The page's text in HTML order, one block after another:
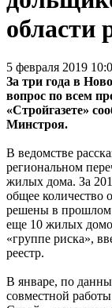
области
5 февраля 2019
За три года в
вопрос по всем
«Стройгазете»
Минстроя.
В ведомстве
региональном
жилых дома. За
общее количество
решены в прошлом
еще 10 жилых
«группе риска»,
реестр.
В январе, по
совместной